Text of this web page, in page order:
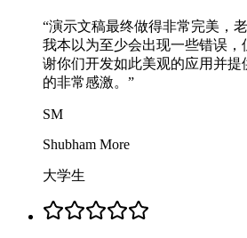
“演示文稿最终做得非常完美，
我本以为至少会出现一些错误
谢你们开发如此美观的应用并
的非常感激。 ”
SM
Shubham More
大学生